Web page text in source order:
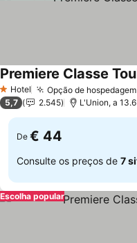
1 Estrelas
Hotel Opção de
Premiere Classe
5,7 2.545 L'Union, a
De € 44
Consulte os preços de 7
Escolha popular